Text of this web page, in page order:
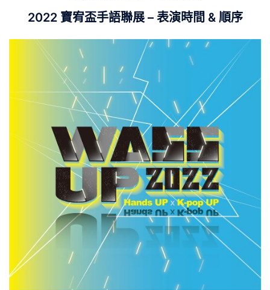
2022 寶宥盃手語聯展 – 表演時間 & 順序